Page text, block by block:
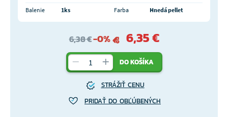
Balenie
1ks Farba Hnedá pellet
6,38 €-0% 6,35 €
DO KOŠÍKA
STRÁŽIŤ CENU
PRIDAŤ DO OBĽÚBENÝCH